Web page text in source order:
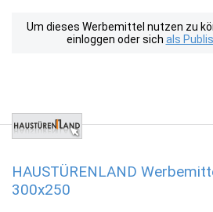
Um dieses Werbemittel nutzen zu
einloggen oder sich als
HAUSTÜRENLAND
300x250